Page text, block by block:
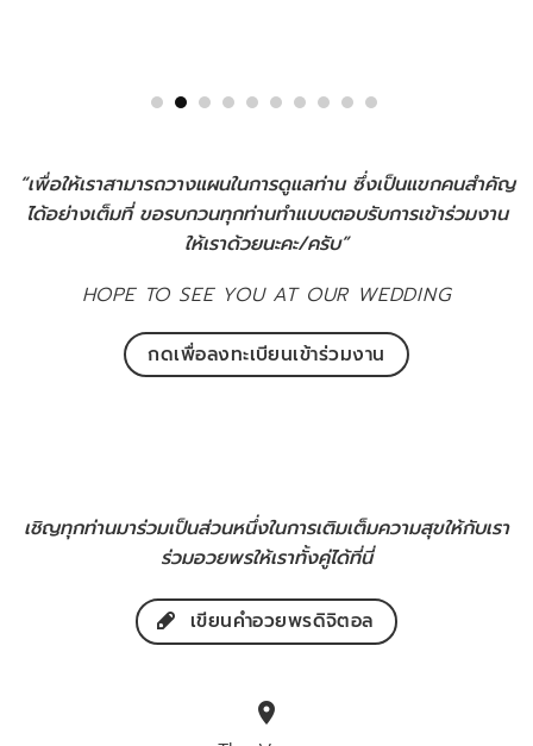
“เพื่อให้เราสามารถวางแผนในการดูแลท่าน ซึ่งเป็นแขกคนสำคัญ
ได้อย่างเต็มที่ ขอรบกวนทุกท่านทำแบบตอบรับการเข้าร่วมงาน
ให้เราด้วยนะคะ/ครับ”
HOPE TO SEE YOU AT OUR WEDDING
กดเพื่อลงทะเบียนเข้าร่วมงาน
เชิญทุกท่านมาร่วมเป็นส่วนหนึ่งในการเติมเต็มความสุขให้กับเรา
ร่วมอวยพรให้เราทั้งคู่ได้ที่นี่
เขียนคำอวยพรดิจิตอล
location_on